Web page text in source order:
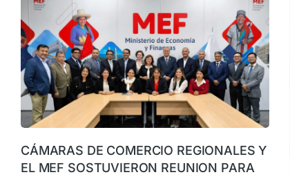
CÁMARAS DE COMERCIO REGIONALES Y
EL MEF SOSTUVIERON REUNION PARA